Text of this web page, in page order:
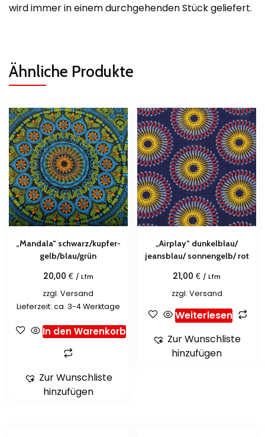
wird immer in einem durchgehenden Stück geliefert.
Ähnliche Produkte
„Mandala“ schwarz/kupfer-
gelb/blau/grün
20,00 € / Lfm
zzgl.Versand
Lieferzeit: ca. 3-4 Werktage
In den Warenkorb
Zur Wunschliste
hinzufügen
„Airplay“ dunkelblau/
jeansblau/ sonnengelb/ rot
21,00€ / Lfm
zzgl. Versand
Weiterlesen
Zur Wunschliste
hinzufügen